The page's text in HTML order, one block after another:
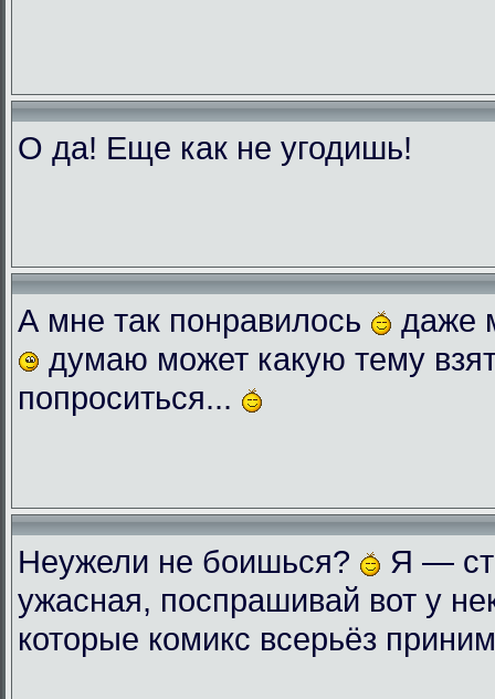
О да! Еще как не угодишь!
А мне так понравилось
даже
думаю может какую тему
попроситься...
Неужели не боишься?
Я —
ужасная, поспрашивай вот у
которые комикс всерьёз